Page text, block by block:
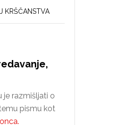
KRŠČANSTVA
je razmišljati o
pismu kot